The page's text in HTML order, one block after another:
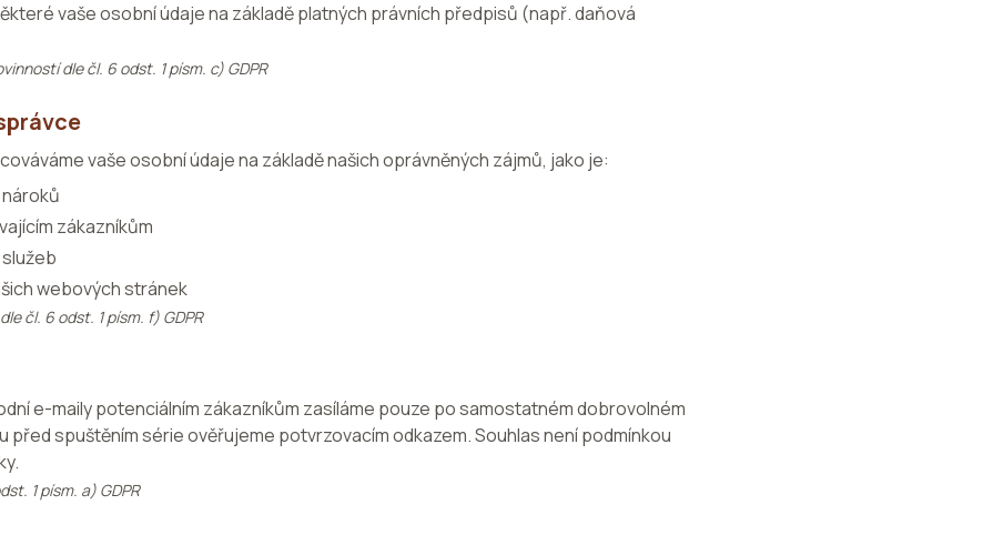
vaše osobní údaje na základě platných právních předpisů (např. daňová
dle čl. 6 odst. 1 písm. c) GDPR
vaše osobní údaje na základě našich oprávněných zájmů, jako je:
zákazníkům
webových stránek
čl. 6 odst. 1 písm. f) GDPR
e-maily potenciálním zákazníkům zasíláme pouze po samostatném dobrovolném
před spuštěním série ověřujeme potvrzovacím odkazem. Souhlas není podmínkou
1 písm. a) GDPR